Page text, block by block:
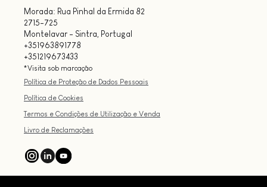
Morada: Rua Pinhal da Ermida 82
2715-725
Montelavar - Sintra, Portugal
+351963891778
+351219673433
*Visita sob marcação
Política de Proteção de Dados Pessoais
Política de Cookies
Termos e Condições de Utilização e Venda
Livro de Reclamações